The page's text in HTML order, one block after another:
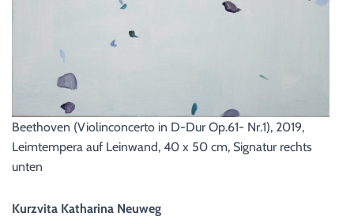
Beethoven (Violinconcerto in D-Dur Op.61- Nr.1), 2019,
Leimtempera auf Leinwand, 40 x 50 cm, Signatur rechts
unten
Kurzvita Katharina Neuweg